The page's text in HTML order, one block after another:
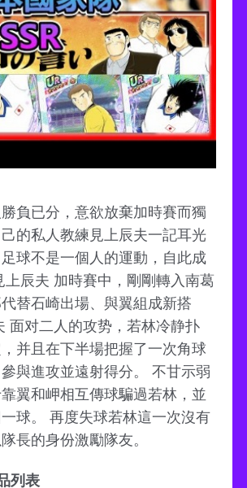
負已分，意欲放棄加時賽而獨
的私人教練見上辰夫一記耳光
球不是一個人的運動，自此成
上辰夫 加時賽中，剛剛轉入南葛
替石崎出場、與翼組成新搭
面对二人的攻势，若林冷静扑
并且在下半場把握了一次角球
與進攻並遠射得分。 不甘示弱
翼和岬相互傳球騙過若林，並
球。 再度失球若林這一次沒有
長的身份激勵隊友。
列表